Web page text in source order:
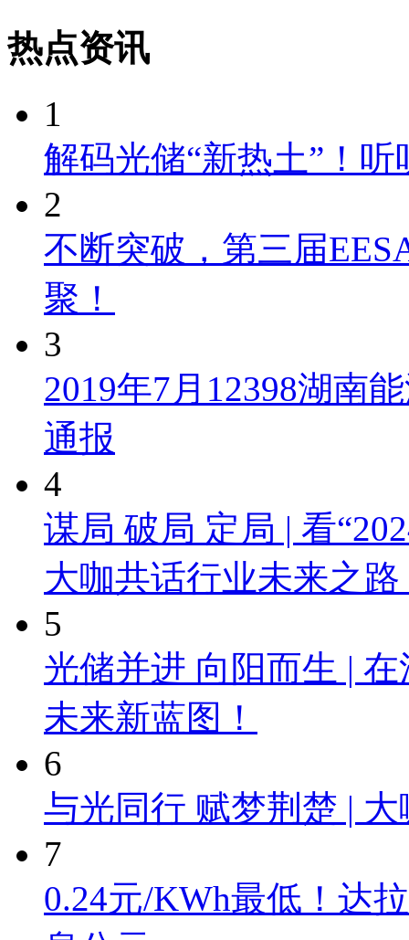
热点资讯
1
解码光储“新热土”！
2
不断突破，第三届
聚！
3
2019年7月12398湖南
通报
4
谋局 破局 定局 | 看
大咖共话行业未来之路
5
光储并进 向阳而生 |
未来新蓝图！
6
与光同行 赋梦荆楚 |
7
0.24元/KWh最低！达